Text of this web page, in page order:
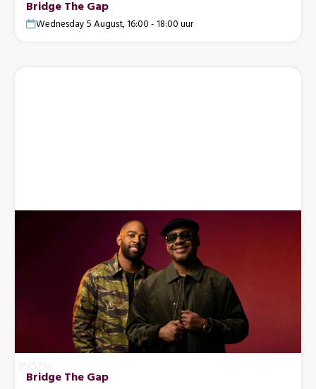
Bridge The Gap
Wednesday 5 August, 16:00 - 18:00 uur
Bridge The Gap